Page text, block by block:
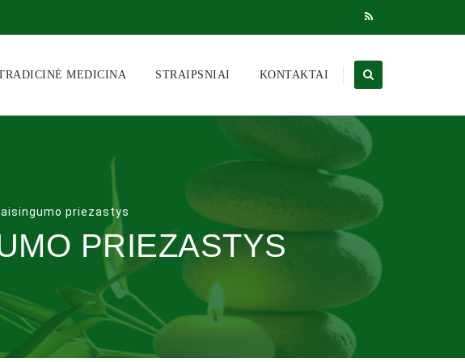
MEDICINA STRAIPSNIAI KONTAKTAI
priezastys
PRIEZASTYS